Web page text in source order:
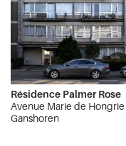
Résidence Palmer Rose
Avenue Marie de Hongrie
Ganshoren